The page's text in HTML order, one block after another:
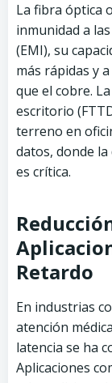
La fibra óptica
inmunidad a
(EMI), su
más rápidas y
que el cobre.
escritorio
terreno en
datos, donde la
es crítica.
Retardo
En industrias
atención
latencia se ha
Aplicaciones